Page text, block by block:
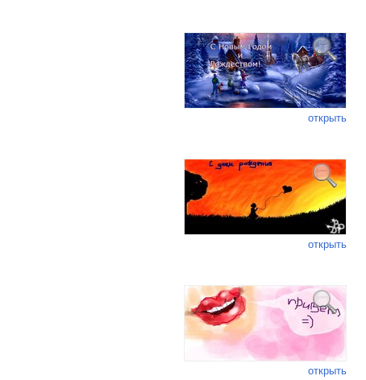
открыть
открыть
открыть